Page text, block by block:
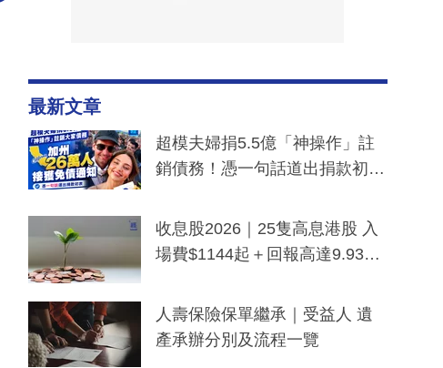
最新文章
超模夫婦捐5.5億「神操作」註
銷債務！憑一句話道出捐款初
一度被誤當詐騙手段
收息股2026｜25隻高息港股 入
場費$1144起＋回報高達9.93
人壽保險保單繼承｜受益人 遺
產承辦分別及流程一覽